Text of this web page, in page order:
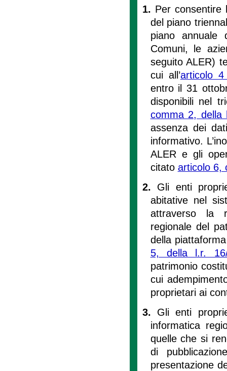
1. Per consentire
del piano
piano annuale
Comuni, le
seguito ALER)
cui all’articolo
entro il 31
disponibili nel
comma 2, della
assenza dei
informativo.
ALER e gli
citato articolo 6,
2. Gli enti
abitative nel
attraverso la
regionale del
della
5, della l.r. 16/
patrimonio
cui
proprietari ai
3. Gli enti
informatica
quelle che si
di
presentazione